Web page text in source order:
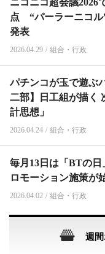
点 “パーラーニコル
発表
2026.04.29 / 組合・行政
パチンコが玉で遊
二部】日工組が描く
計思想」
2026.04.24 / 組合・行政
毎月13日は「BTの
ロモーション施策が
2026.04.02 / 組合・行政
週